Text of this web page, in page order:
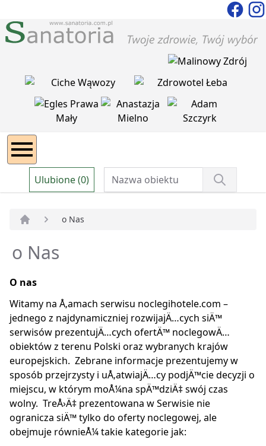
Ulubione (0)
o Nas
o Nas
O nas
Witamy na Å‚amach serwisu noclegihotele.com –
jednego z najdynamiczniej rozwijajÄ…cych siÄ™
serwisów prezentujÄ…cych ofertÄ™ noclegowÄ…
obiektów z terenu Polski oraz wybranych krajów
europejskich. Zebrane informacje prezentujemy w
sposób przejrzysty i uÅ‚atwiajÄ…cy podjÄ™cie decyzji o
miejscu, w którym moÅ¼na spÄ™dziÄ‡ swój czas
wolny. TreÅ›Ä‡ prezentowana w Serwisie nie
ogranicza siÄ™ tylko do oferty noclegowej, ale
obejmuje równieÅ¼ takie kategorie jak: